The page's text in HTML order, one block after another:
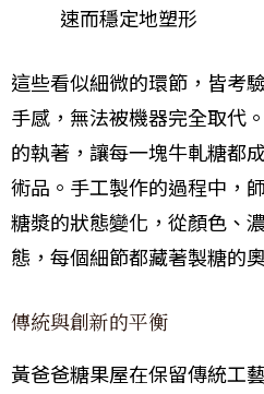
速而穩定地塑形
這些看似細微的環節，皆考
手感，無法被機器完全取代
的執著，讓每一塊牛軋糖都
術品。手工製作的過程中，
糖漿的狀態變化，從顏色、
態，每個細節都藏著製糖的
傳統與創新的平衡
黃爸爸糖果屋在保留傳統工